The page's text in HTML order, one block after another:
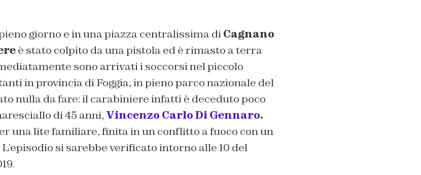
giorno e in una piazza centralissima diCagnano
è stato colpito da una pistola ed è rimasto a terra
sono arrivati i soccorsi nel piccolo
in provincia di Foggia, in pieno parco nazionale del
nulla da fare: il carabiniere infatti è deceduto poco
di 45 anni, Vincenzo Carlo Di Gennaro.
una lite familiare, finita in un conflitto a fuoco con un
si sarebbe verificato intorno alle 10 del